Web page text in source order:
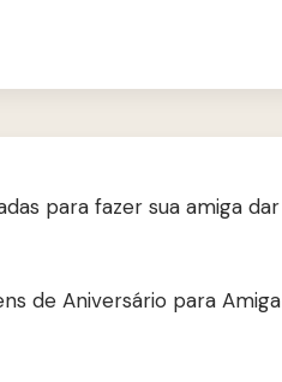
para fazer sua amiga dar
de Aniversário para Amiga